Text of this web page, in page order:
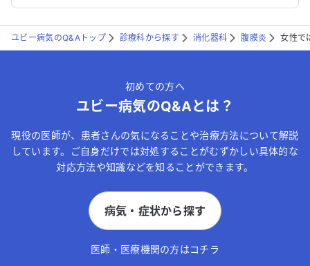
ユビー病気のQ&Aトップ 診療科から探す 消化器科 腹膜炎 女性で
初めての方へ
ユビー病気のQ&Aとは？
現役の医師が、患者さんの気になることや治療方法について解説
しています。ご自身だけでは対処することがむずかしい具体的な
対応方法や知識などを知ることができます。
病気・症状から探す
医師・医療機関の方はコチラ